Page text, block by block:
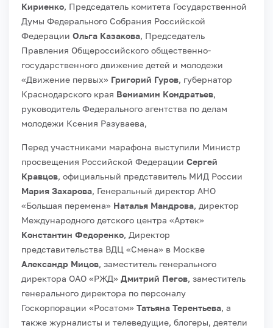
Кириенко, Председатель комитета Государственной
Думы Федерального Собрания Российской
Федерации Ольга Казакова, Председатель
Правления Общероссийского общественно-
государственного движение детей и молодежи
«Движение первых» Григорий Гуров, губернатор
Краснодарского края Вениамин Кондратьев,
руководитель Федерального агентства по делам
молодежи Ксения Разуваева,
Перед участниками марафона выступили Министр
просвещения Российской Федерации Сергей
Кравцов, официальный представитель МИД России
Мария Захарова, Генеральный директор АНО
«Большая перемена» Наталья Мандрова, директор
Международного детского центра «Артек»
Константин Федоренко, Директор
представительства ВДЦ «Смена» в Москве
Александр Мицов, заместитель генерального
директора ОАО «РЖД» Дмитрий Пегов, заместитель
генерального директора по персоналу
Госкорпорации «Росатом» Татьяна Терентьева, а
также журналисты и телеведущие, блогеры, деятели